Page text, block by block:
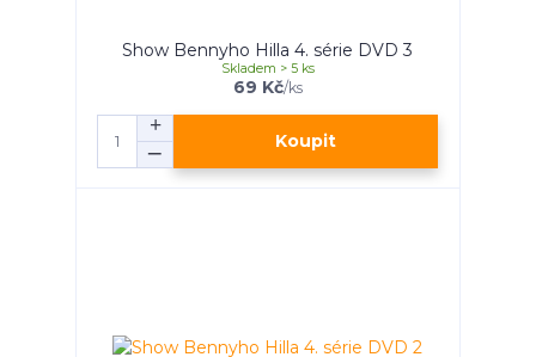
Show Bennyho Hilla 4. série DVD 3
69 Kč/ks
Skladem > 5 ks
Koupit